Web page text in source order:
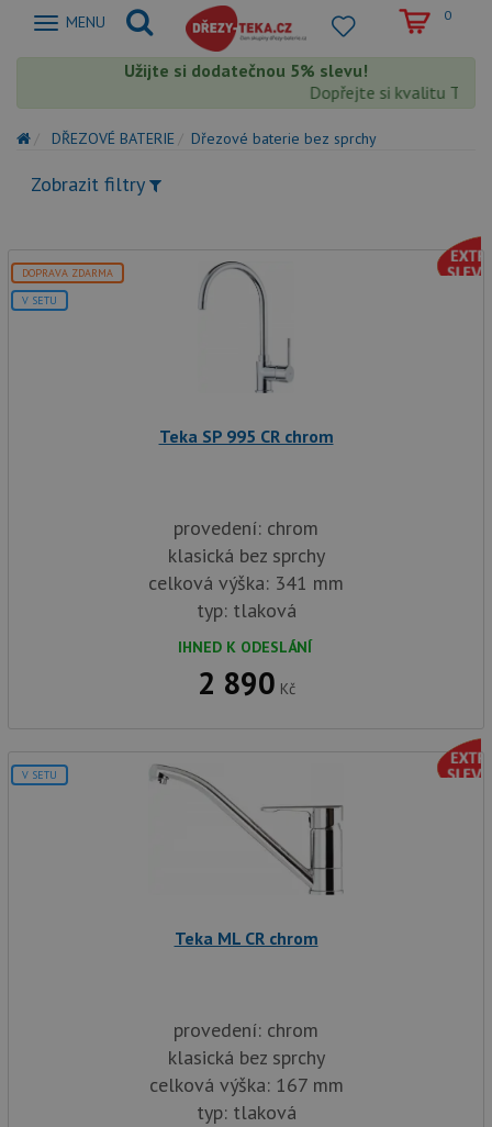
Zobrazit
MENU 0
Užijte si dodatečnou 5% slevu!
Dopřejte si kvalitu Teka
DŘEZOVÉ BATERIE Dřezové baterie bez sprchy
Zobrazit filtry
DOPRAVA ZDARMA
V SETU
Teka SP 995 CR chrom
provedení: chrom
klasická bez sprchy
celková výška: 341 mm
typ: tlaková
IHNED K ODESLÁNÍ
2 890 Kč
V SETU
Teka ML CR chrom
provedení: chrom
klasická bez sprchy
celková výška: 167 mm
typ: tlaková